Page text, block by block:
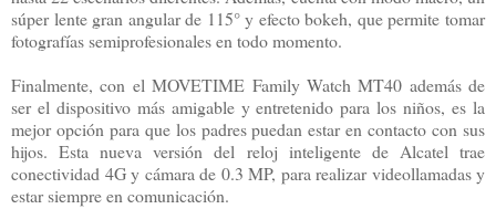
súper lente gran angular de 115° y efecto bokeh, que permite tomar
fotografías semiprofesionales en todo momento.
Finalmente, con el MOVETIME Family Watch MT40 además de
ser el dispositivo más amigable y entretenido para los niños, es la
mejor opción para que los padres puedan estar en contacto con sus
hijos. Esta nueva versión del reloj inteligente de Alcatel trae
conectividad 4G y cámara de 0.3 MP, para realizar videollamadas y
estar siempre en comunicación.